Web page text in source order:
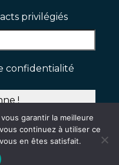
privilégiés
confidentialité
Politique de confidentialité
garantir la meilleure
continuez à utiliser ce
en êtes satisfait.